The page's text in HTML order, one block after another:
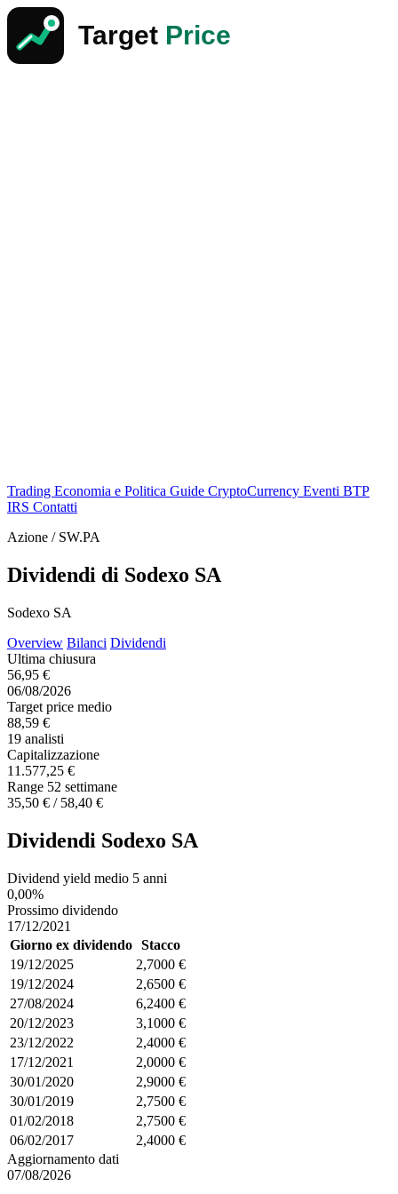
Trading Economia e Politica Guide CryptoCurrency Eventi BTP
IRS Contatti
Azione / SW.PA
Dividendi di Sodexo SA
Sodexo SA
Overview Bilanci Dividendi
Ultima chiusura
56,95 €
06/08/2026
Target price medio
88,59 €
19 analisti
Capitalizzazione
11.577,25 €
Range 52 settimane
35,50 € / 58,40 €
Dividendi Sodexo SA
Dividend yield medio 5 anni
0,00%
Prossimo dividendo
17/12/2021
Giorno ex dividendo Stacco
19/12/2025
2,7000 €
19/12/2024
2,6500 €
27/08/2024
6,2400 €
20/12/2023
3,1000 €
23/12/2022
2,4000 €
17/12/2021
2,0000 €
30/01/2020
2,9000 €
30/01/2019
2,7500 €
01/02/2018
2,7500 €
06/02/2017
2,4000 €
Aggiornamento dati
07/08/2026